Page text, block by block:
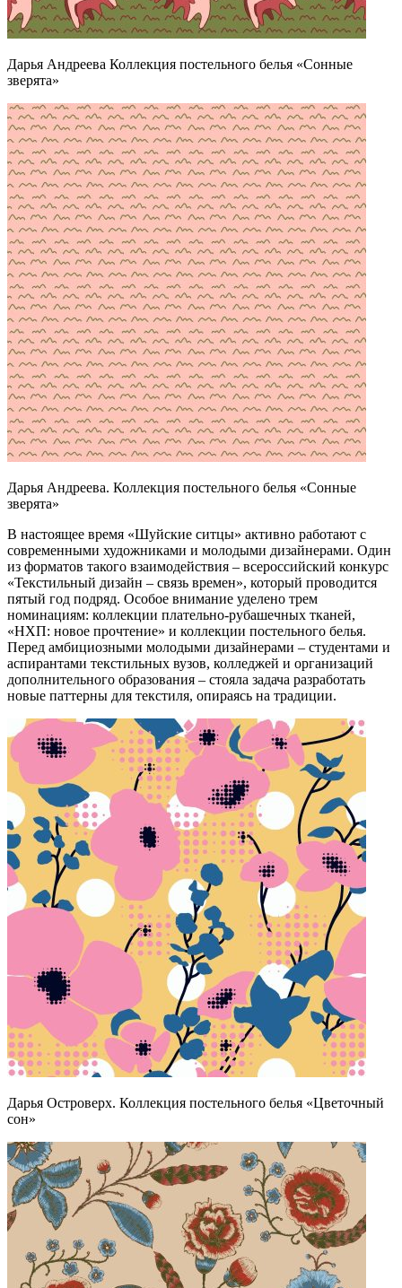
Дарья Андреева Коллекция постельного белья «Сонные
зверята»
Дарья Андреева. Коллекция постельного белья «Сонные
зверята»
В настоящее время «Шуйские ситцы» активно работают с
современными художниками и молодыми дизайнерами. Один
из форматов такого взаимодействия – всероссийский конкурс
«Текстильный дизайн – связь времен», который проводится
пятый год подряд. Особое внимание уделено трем
номинациям: коллекции плательно-рубашечных тканей,
«НХП: новое прочтение» и коллекции постельного белья.
Перед амбициозными молодыми дизайнерами – студентами и
аспирантами текстильных вузов, колледжей и организаций
дополнительного образования – стояла задача разработать
новые паттерны для текстиля, опираясь на традиции.
Дарья Островерх. Коллекция постельного белья «Цветочный
сон»